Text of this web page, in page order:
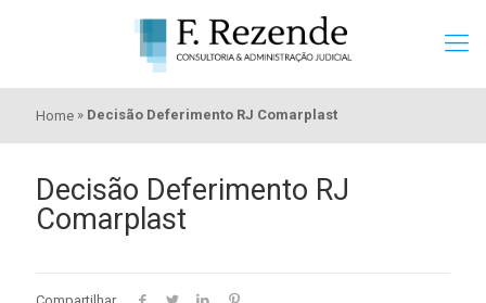
Home » Decisão Deferimento RJ Comarplast
Decisão Deferimento RJ
Comarplast